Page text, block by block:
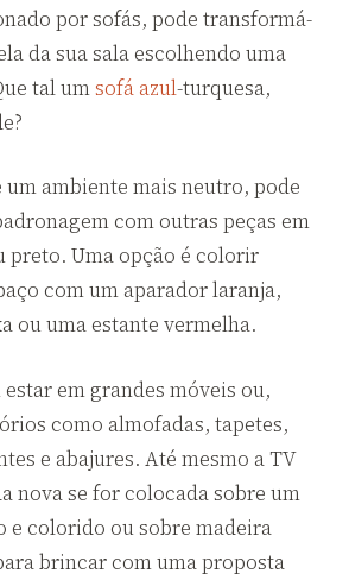
por sofás, pode transformá-
da sua sala escolhendo uma
tal umsofá azul-turquesa,
um ambiente mais neutro, pode
com outras peças em
preto. Uma opção é colorir
com um aparador laranja,
ou uma estante vermelha.
em grandes móveis ou,
como almofadas, tapetes,
e abajures. Até mesmo a TV
nova se for colocada sobre um
e colorido ou sobre madeira
brincar com uma proposta